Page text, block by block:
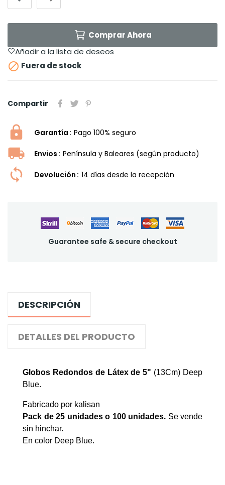
Comprar Ahora
Añadir a la lista de deseos
 Fuera de stock
Compartir
Garantía Pago 100% seguro
Envios Península y Baleares (según producto)
Devolución 14 dí­as desde la recepción
Guarantee safe & secure checkout
DESCRIPCIÓN
DETALLES DEL PRODUCTO
Globos Redondos de Látex de 5" (13Cm) Deep
Blue.
Fabricado por kalisan
Pack de 25 unidades o 100 unidades. Se vende
sin hinchar.
En color Deep Blue.